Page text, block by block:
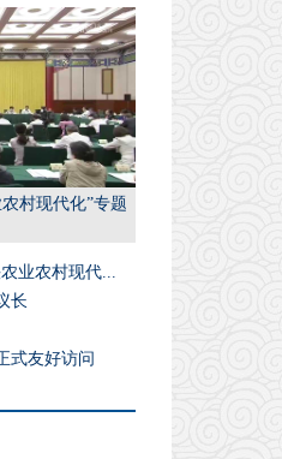
村现代化”专题
业农村现代...
长
式友好访问